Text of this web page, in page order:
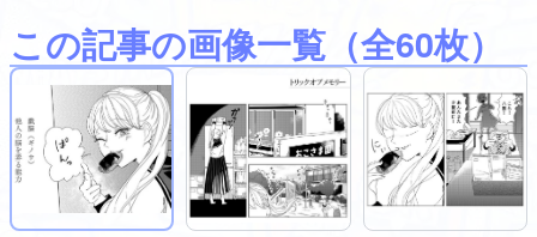
この記事の画像一覧 （全60枚）